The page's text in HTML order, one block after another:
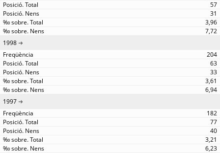
57
31
3,96
7,72
1998
204
63
33
3,61
6,94
1997
182
77
40
3,21
6,23